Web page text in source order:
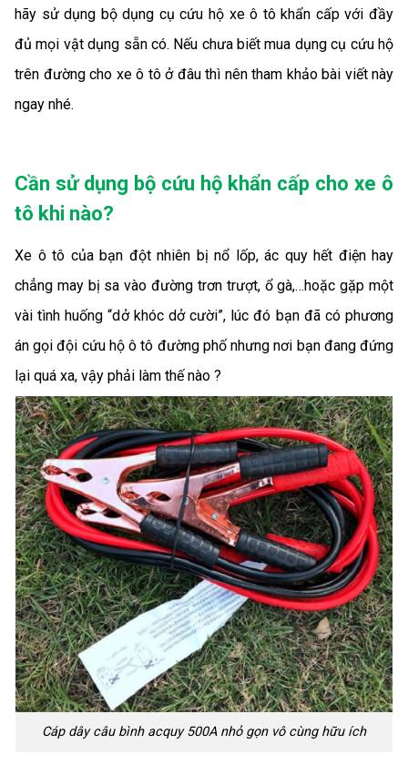
hãy sử dụng bộ dụng cụ cứu hộ xe ô tô khẩn cấp với đầy
đủ mọi vật dụng sẵn có. Nếu chưa biết mua dụng cụ cứu hộ
trên đường cho xe ô tô ở đâu thì nên tham khảo bài viết này
ngay nhé.
Cần sử dụng bộ cứu hộ khẩn cấp cho xe ô
tô khi nào?
Xe ô tô của bạn đột nhiên bị nổ lốp, ác quy hết điện hay
chẳng may bị sa vào đường trơn trượt, ổ gà,…hoặc gặp một
vài tình huống “dở khóc dở cười”, lúc đó bạn đã có phương
án gọi đội cứu hộ ô tô đường phố nhưng nơi bạn đang đứng
lại quá xa, vậy phải làm thế nào ?
Cáp dây câu bình acquy 500A nhỏ gọn vô cùng hữu ích